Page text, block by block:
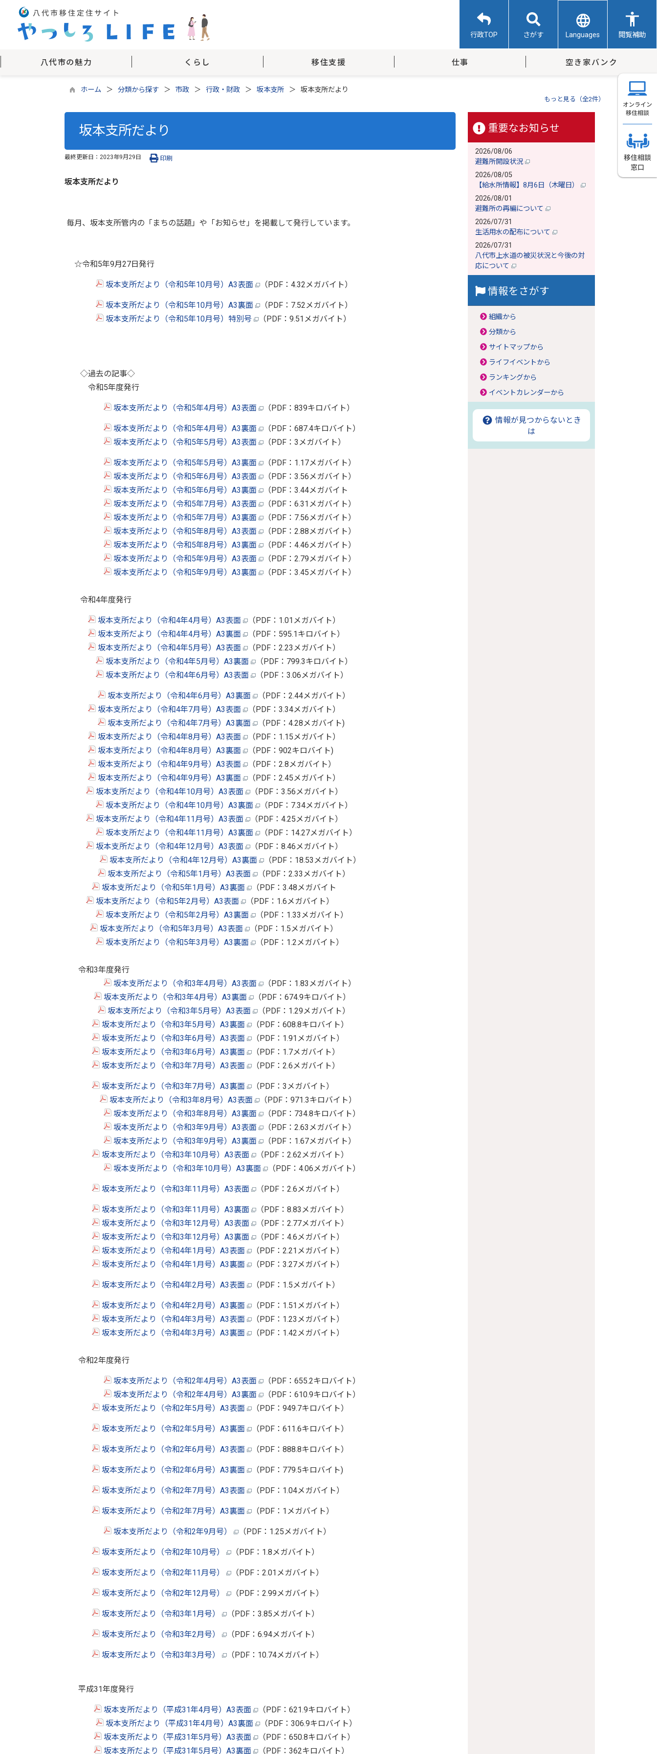
行政TOP さがす Languages 閲覧補助
八代市の魅力 くらし 移住支援 仕事 空き家バンク
ホーム 分類から探す 市政 行政・財政 坂本支所 坂本支所だより
もっと見る（全2件）
坂本支所だより
最終更新日： 2023年9月29日 印刷
坂本支所だより
毎月、坂本支所管内の「まちの話題」や「お知らせ」を掲載して発行しています。
☆令和5年9月27日発行
坂本支所だより（令和5年10月号）A3表面 （PDF：4.32メガバイト）
坂本支所だより（令和5年10月号）A3裏面
（PDF：7.52メガバイト）
坂本支所だより（令和5年10月号）特別号
（PDF：9.51メガバイト）
◇過去の記事◇
令和5年度発行
坂本支所だより（令和5年4月号）A3表面 （PDF：839キロバイト）
坂本支所だより（令和5年4月号）A3裏面
（PDF：687.4キロバイト）
坂本支所だより（令和5年5月号）A3表面
（PDF：3メガバイト）
坂本支所だより（令和5年5月号）A3裏面
（PDF：1.17メガバイト）
坂本支所だより（令和5年6月号）A3表面
（PDF：3.56メガバイト）
坂本支所だより（令和5年6月号）A3裏面
（PDF：3.44メガバイト
坂本支所だより（令和5年7月号）A3表面
（PDF：6.31メガバイト）
坂本支所だより（令和5年7月号）A3裏面
（PDF：7.56メガバイト）
坂本支所だより（令和5年8月号）A3表面
（PDF：2.88メガバイト）
坂本支所だより（令和5年8月号）A3裏面
（PDF：4.46メガバイト）
坂本支所だより（令和5年9月号）A3表面
（PDF：2.79メガバイト）
坂本支所だより（令和5年9月号）A3裏面
（PDF：3.45メガバイト）
令和4年度発行
坂本支所だより（令和4年4月号）A3表面
（PDF：1.01メガバイト）
坂本支所だより（令和4年4月号）A3裏面
（PDF：595.1キロバイト）
坂本支所だより（令和4年5月号）A3表面
（PDF：2.23メガバイト）
坂本支所だより（令和4年5月号）A3裏面
（PDF：799.3キロバイト）
坂本支所だより（令和4年6月号）A3表面
（PDF：3.06メガバイト）
坂本支所だより（令和4年6月号）A3裏面
（PDF：2.44メガバイト）
坂本支所だより（令和4年7月号）A3表面
（PDF：3.34メガバイト）
坂本支所だより（令和4年7月号）A3裏面
（PDF：4.28メガバイト)
坂本支所だより（令和4年8月号）A3表面
（PDF：1.15メガバイト）
坂本支所だより（令和4年8月号）A3裏面
（PDF：902キロバイト)
坂本支所だより（令和4年9月号）A3表面
（PDF：2.8メガバイト）
坂本支所だより（令和4年9月号）A3裏面
（PDF：2.45メガバイト）
坂本支所だより（令和4年10月号）A3表面
（PDF：3.56メガバイト）
坂本支所だより（令和4年10月号）A3裏面
（PDF：7.34メガバイト）
坂本支所だより（令和4年11月号）A3表面
（PDF：4.25メガバイト）
坂本支所だより（令和4年11月号）A3裏面
（PDF：14.27メガバイト）
坂本支所だより（令和4年12月号）A3表面
（PDF：8.46メガバイト）
坂本支所だより（令和4年12月号）A3裏面
（PDF：18.53メガバイト）
坂本支所だより（令和5年1月号）A3表面
（PDF：2.33メガバイト）
坂本支所だより（令和5年1月号）A3裏面
（PDF：3.48メガバイト
坂本支所だより（令和5年2月号）A3表面
（PDF：1.6メガバイト）
坂本支所だより（令和5年2月号）A3裏面
（PDF：1.33メガバイト）
坂本支所だより（令和5年3月号）A3表面
（PDF：1.5メガバイト）
坂本支所だより（令和5年3月号）A3裏面
（PDF：1.2メガバイト）
令和3年度発行
坂本支所だより（令和3年4月号）A3表面
（PDF：1.83メガバイト）
坂本支所だより（令和3年4月号）A3裏面
（PDF：674.9キロバイト）
坂本支所だより（令和3年5月号）A3表面
（PDF：1.29メガバイト）
坂本支所だより（令和3年5月号）A3裏面
（PDF：608.8キロバイト）
坂本支所だより（令和3年6月号）A3表面
（PDF：1.91メガバイト）
坂本支所だより（令和3年6月号）A3裏面
（PDF：1.7メガバイト）
坂本支所だより（令和3年7月号）A3表面
（PDF：2.6メガバイト）
坂本支所だより（令和3年7月号）A3裏面
（PDF：3メガバイト）
坂本支所だより（令和3年8月号）A3表面
（PDF：971.3キロバイト）
坂本支所だより（令和3年8月号）A3裏面
（PDF：734.8キロバイト）
坂本支所だより（令和3年9月号）A3表面
（PDF：2.63メガバイト）
坂本支所だより（令和3年9月号）A3裏面
（PDF：1.67メガバイト）
坂本支所だより（令和3年10月号）A3表面
（PDF：2.62メガバイト）
坂本支所だより（令和3年10月号）A3裏面
（PDF：4.06メガバイト）
坂本支所だより（令和3年11月号）A3表面 （PDF：2.6メガバイト）
坂本支所だより（令和3年11月号）A3裏面
（PDF：8.83メガバイト）
坂本支所だより（令和3年12月号）A3表面
（PDF：2.77メガバイト）
坂本支所だより（令和3年12月号）A3裏面
（PDF：4.6メガバイト）
坂本支所だより（令和4年1月号）A3表面
（PDF：2.21メガバイト）
坂本支所だより（令和4年1月号）A3裏面
（PDF：3.27メガバイト）
坂本支所だより（令和4年2月号）A3表面 （PDF：1.5メガバイト）
坂本支所だより（令和4年2月号）A3裏面
（PDF：1.51メガバイト）
坂本支所だより（令和4年3月号）A3表面
（PDF：1.23メガバイト）
坂本支所だより（令和4年3月号）A3裏面
（PDF：1.42メガバイト）
令和2年度発行
坂本支所だより（令和2年4月号）A3表面
（PDF：655.2キロバイト）
坂本支所だより（令和2年4月号）A3裏面
（PDF：610.9キロバイト）
坂本支所だより（令和2年5月号）A3表面
（PDF：949.7キロバイト）
坂本支所だより（令和2年5月号）A3裏面 （PDF：611.6キロバイト）
坂本支所だより（令和2年6月号）A3表面 （PDF：888.8キロバイト）
坂本支所だより（令和2年6月号）A3裏面 （PDF：779.5キロバイト)
坂本支所だより（令和2年7月号）A3表面 （PDF：1.04メガバイト）
坂本支所だより（令和2年7月号）A3裏面 （PDF：1メガバイト）
坂本支所だより（令和2年9月号） （PDF：1.25メガバイト）
坂本支所だより（令和2年10月号） （PDF：1.8メガバイト）
坂本支所だより（令和2年11月号） （PDF：2.01メガバイト）
坂本支所だより（令和2年12月号） （PDF：2.99メガバイト）
坂本支所だより（令和3年1月号） （PDF：3.85メガバイト）
坂本支所だより（令和3年2月号） （PDF：6.94メガバイト）
坂本支所だより（令和3年3月号） （PDF：10.74メガバイト）
平成31年度発行
坂本支所だより（平成31年4月号）A3表面
（PDF：621.9キロバイト）
坂本支所だより（平成31年4月号）A3裏面
（PDF：306.9キロバイト）
坂本支所だより（平成31年5月号）A3表面
（PDF：650.8キロバイト）
坂本支所だより（平成31年5月号）A3裏面
（PDF：362キロバイト）
重要なお知らせ
2026/08/06
避難所開設状況
2026/08/05
【給水所情報】8月6日（木曜日）
2026/08/01
避難所の再編について
2026/07/31
生活用水の配布について
2026/07/31
八代市上水道の被災状況と今後の対
応について
情報をさがす
組織から
分類から
サイトマップから
ライフイベントから
ランキングから
イベントカレンダーから
情報が見つからないとき
は